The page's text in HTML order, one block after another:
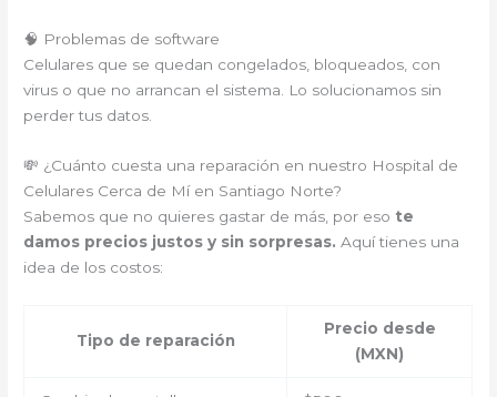
🧠 Problemas de software
Celulares que se quedan congelados, bloqueados, con
virus o que no arrancan el sistema. Lo solucionamos sin
perder tus datos.
💸 ¿Cuánto cuesta una reparación en nuestro Hospital de
Celulares Cerca de Mí en Santiago Norte?
Sabemos que no quieres gastar de más, por eso te
damos precios justos y sin sorpresas. Aquí tienes una
idea de los costos:
Tipo de reparación
Precio desde
(MXN)